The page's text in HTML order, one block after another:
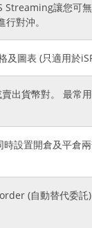
Streaming讓您
對沖。
圖表 (只適用於
出貨幣對。 最
時設置開倉及平
(自動替代委